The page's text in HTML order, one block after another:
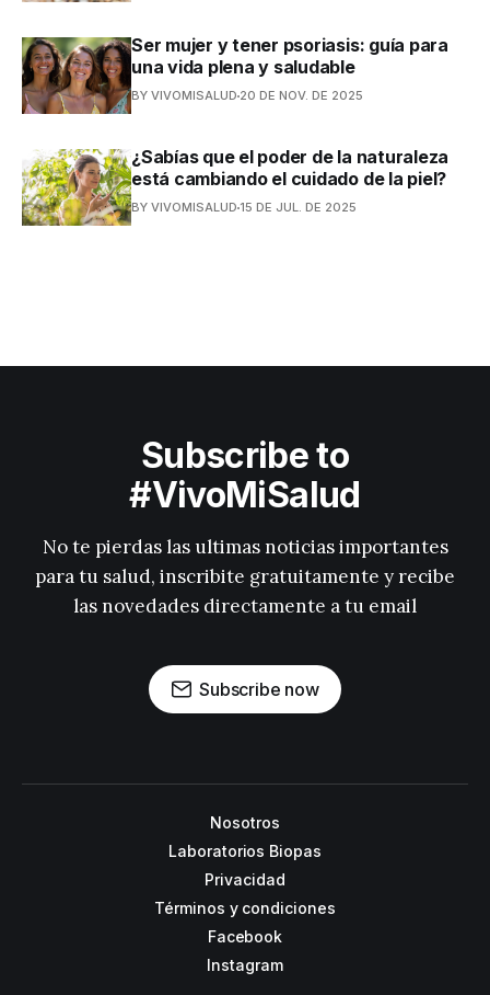
Ser mujer y tener psoriasis: guía para
una vida plena y saludable
BY VIVOMISALUD 20 DE NOV. DE 2025
¿Sabías que el poder de la naturaleza
está cambiando el cuidado de la piel?
BY VIVOMISALUD 15 DE JUL. DE 2025
Subscribe to
#VivoMiSalud
No te pierdas las ultimas noticias importantes
para tu salud, inscribite gratuitamente y recibe
las novedades directamente a tu email
Subscribe now
Nosotros
Laboratorios Biopas
Privacidad
Términos y condiciones
Facebook
Instagram